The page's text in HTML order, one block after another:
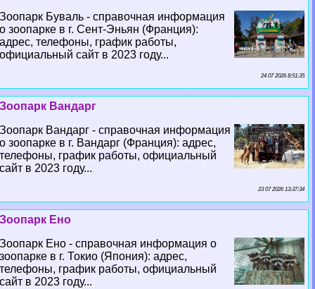
Зоопарк Буваль - справочная информация
о зоопарке в г. Сент-Эньян (Франция):
адрес, телефоны, график работы,
официальный сайт в 2023 году...
24 07 2026 8:51:35
Зоопарк Вандарг
Зоопарк Вандарг - справочная информация
о зоопарке в г. Вандарг (Франция): адрес,
телефоны, график работы, официальный
сайт в 2023 году...
23 07 2026 13:37:34
Зоопарк Ено
Зоопарк Ено - справочная информация о
зоопарке в г. Токио (Япония): адрес,
телефоны, график работы, официальный
сайт в 2023 году...